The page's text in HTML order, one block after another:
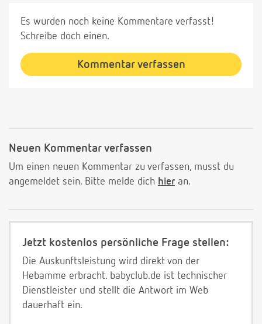
Es wurden noch keine Kommentare verfasst!
Schreibe doch einen.
Kommentar verfassen
Neuen Kommentar verfassen
Um einen neuen Kommentar zu verfassen, musst du
angemeldet sein. Bitte melde dich hier an.
Jetzt kostenlos persönliche Frage stellen:
Die Auskunftsleistung wird direkt von der
Hebamme erbracht. babyclub.de ist technischer
Dienstleister und stellt die Antwort im Web
dauerhaft ein.